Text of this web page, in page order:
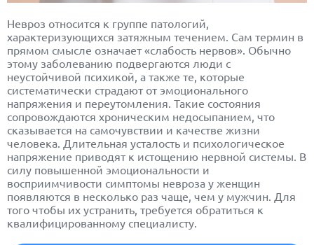
Невроз относится к группе патологий,
характеризующихся затяжным течением. Сам термин в
прямом смысле означает «слабость нервов». Обычно
этому заболеванию подвергаются люди с
неустойчивой психикой, а также те, которые
систематически страдают от эмоционального
напряжения и переутомления. Такие состояния
сопровождаются хроническим недосыпанием, что
сказывается на самочувствии и качестве жизни
человека. Длительная усталость и психологическое
напряжение приводят к истощению нервной системы. В
силу повышенной эмоциональности и
восприимчивости симптомы невроза у женщин
появляются в несколько раз чаще, чем у мужчин. Для
того чтобы их устранить, требуется обратиться к
квалифицированному специалисту.